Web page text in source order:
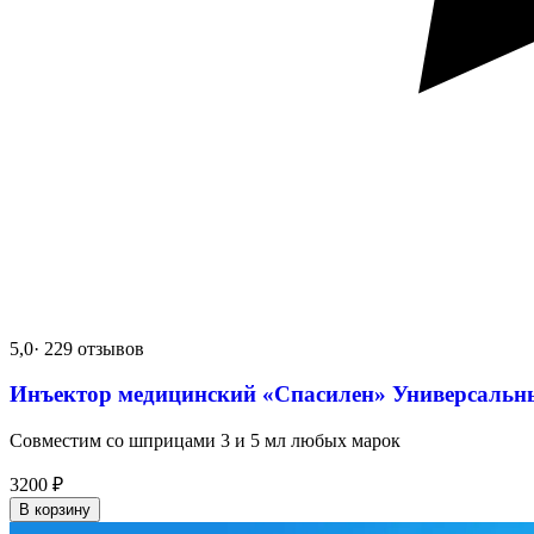
5,0· 229 отзывов
Инъектор медицинский «Спасилен»
Совместим со шприцами 3 и 5 мл любых марок
3200 ₽
В корзину